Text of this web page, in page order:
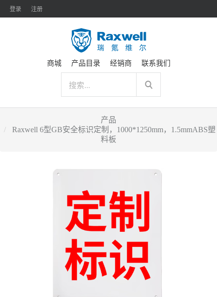
登录 注册
商城 产品目录 经销商 联系我们
产品
Raxwell 6型GB安全标识定制，1000*1250mm，1.5mmABS塑
料板